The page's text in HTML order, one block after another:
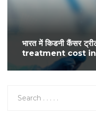
भारत में किडनी कैंसर
treatment cost